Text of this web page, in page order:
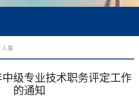
人事
中级专业技术职务评定工作
的通知